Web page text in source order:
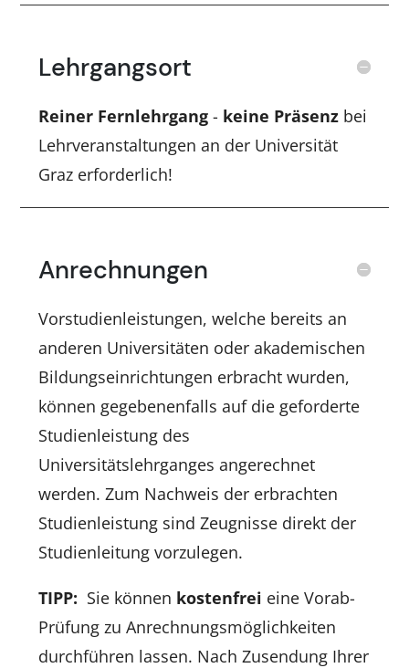
Lehrgangsort
Reiner Fernlehrgang - keine Präsenz bei
Lehrveranstaltungen an der Universität
Graz erforderlich!
Anrechnungen
Vorstudienleistungen, welche bereits an
anderen Universitäten oder akademischen
Bildungseinrichtungen erbracht wurden,
können gegebenenfalls auf die geforderte
Studienleistung des
Universitätslehrganges angerechnet
werden. Zum Nachweis der erbrachten
Studienleistung sind Zeugnisse direkt der
Studienleitung vorzulegen.
TIPP: Sie können kostenfrei eine Vorab-
Prüfung zu Anrechnungsmöglichkeiten
durchführen lassen. Nach Zusendung Ihrer